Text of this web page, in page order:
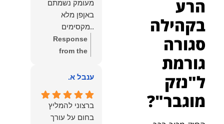
הרע
בקהילה
סגורה
גורמת
ל"נזק
מוגבר"?
מעומק נשמתם
באןפן מלא
..מקסימים
ונעימים אוזן
קשבת, ונונתנים
מלא ואמיתי..שפו
עליכם..אני
שמחה שאתם
Response
from the
רבה על המילים
והמרגשות.
שמחנו מאוד
ענבל א.
ברצוני להמליץ
בחום על עורך